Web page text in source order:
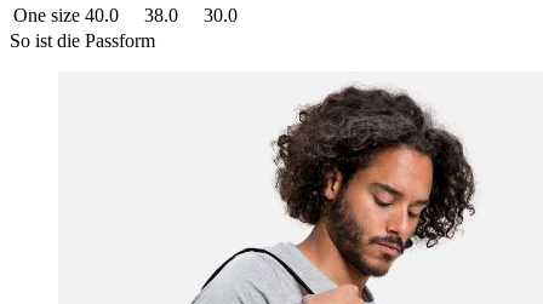
One size 40.0 38.0
30.0
So ist die Passform